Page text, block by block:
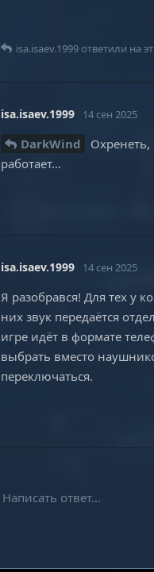
isa.isaev.1999 ответили на
isa.isaev.1999 14 сен 2025
DarkWind
Охренеть,
работает…
isa.isaev.1999 14 сен 2025
Я разобрався! Для тех у
них звук передаётся
игре идёт в формате
выбрать вместо
переключаться.
Написать ответ...